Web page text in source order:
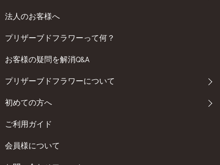
法人のお客様へ
プリザーブドフラワーって何？
お客様の疑問を解消Q&A
プリザーブドフラワーについて
初めての方へ
ご利用ガイド
会員様について